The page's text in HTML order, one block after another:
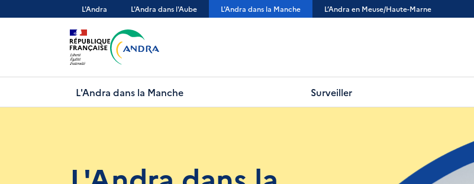
au
L'Andra L'Andra dans l'Aube L'Andra dans la Manche L’Andra en Meuse/Haute-Marne
L'Andra dans la Manche Surveiller